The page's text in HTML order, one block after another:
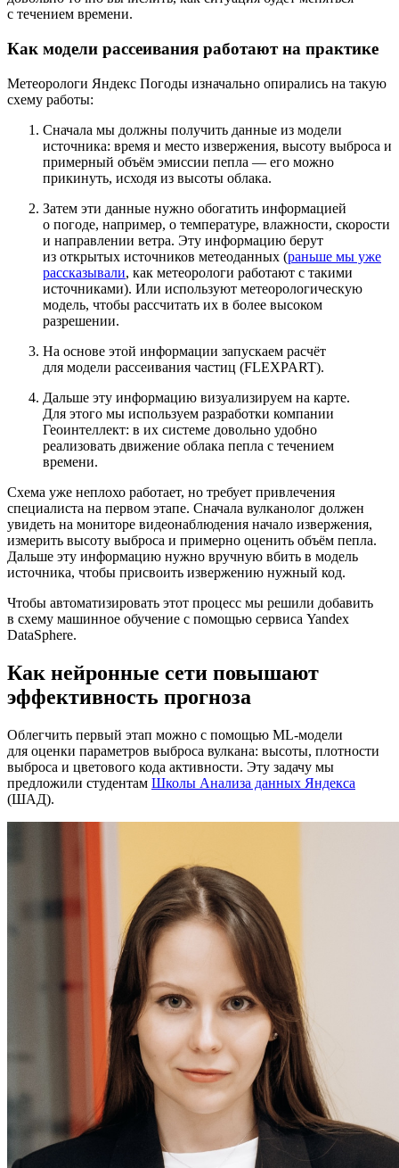
с течением времени.
Как модели рассеивания работают на практике
Метеорологи Яндекс Погоды изначально опирались на такую
схему работы:
Сначала мы должны получить данные из модели
источника: время и место извержения, высоту выброса и
примерный объём эмиссии пепла — его можно
прикинуть, исходя из высоты облака.
Затем эти данные нужно обогатить информацией
о погоде, например, о температуре, влажности, скорости
и направлении ветра. Эту информацию берут
из открытых источников метеоданных (раньше мы уже
рассказывали, как метеорологи работают с такими
источниками). Или используют метеорологическую
модель, чтобы рассчитать их в более высоком
разрешении.
На основе этой информации запускаем расчёт
для модели рассеивания частиц (FLEXPART).
Дальше эту информацию визуализируем на карте.
Для этого мы используем разработки компании
Геоинтеллект: в их системе довольно удобно
реализовать движение облака пепла с течением
времени.
Схема уже неплохо работает, но требует привлечения
специалиста на первом этапе. Сначала вулканолог должен
увидеть на мониторе видеонаблюдения начало извержения,
измерить высоту выброса и примерно оценить объём пепла.
Дальше эту информацию нужно вручную вбить в модель
источника, чтобы присвоить извержению нужный код.
Чтобы автоматизировать этот процесс мы решили добавить
в схему машинное обучение с помощью сервиса Yandex
DataSphere.
Как нейронные сети повышают
эффективность прогноза
Облегчить первый этап можно с помощью ML‑модели
для оценки параметров выброса вулкана: высоты, плотности
выброса и цветового кода активности. Эту задачу мы
предложили студентам Школы Анализа данных Яндекса
(ШАД).